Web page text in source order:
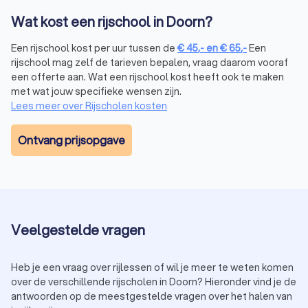
de basis van het besturen van een scooter en de specifieke
verkeersregels die gelden voor scootergebruikers.
Aanhangerrijlessen (rijbewijs BE, B+)
Heb je al een rijbewijs B en wil je je vaardigheden uitbreiden
door met een aanhanger te rijden? Dan is een rijbewijs BE
vereist. Tijdens de aanhangerrijlessen leer je niet alleen hoe
je de aanhanger moet besturen, maar ook hoe je achteruit
moet rijden, correct moet parkeren en veilig deelneemt aan
DE, D1, D1E). Zelfs voortrekkerrijlessen
Rijschool met faalangstbegeleiding in Doorn
Wat kost een rijschool in Doorn?
Een rijschool kost per uur tussen de €45,- en€65,-Een
rijschool mag zelf de tarieven bepalen, vraag daarom vooraf
een offerte aan. Wat een rijschool kost heeft ook te maken
met wat jouw specifieke wensen zijn.
Lees meer over Rijscholen kosten
Ontvang prijsopgave
Veelgestelde vragen
Heb je een vraag over rijlessen of wil je meer te weten komen
over de verschillende rijscholen in Doorn? Hieronder vind je de
antwoorden op de meestgestelde vragen over het halen van